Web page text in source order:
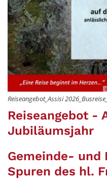
Reiseangebot_Assisi
Reiseangebot -
Jubiläumsjahr
Gemeinde- und
Spuren des hl.